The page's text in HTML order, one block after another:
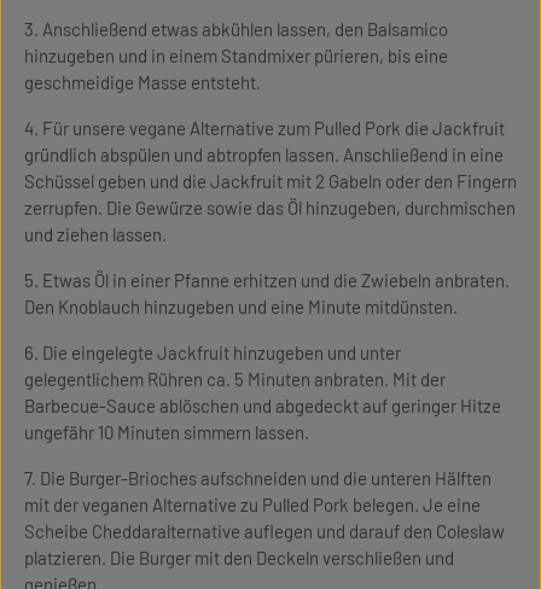
3. Anschließend etwas abkühlen lassen, den Balsamico
hinzugeben und in einem Standmixer pürieren, bis eine
geschmeidige Masse entsteht.
4. Für unsere vegane Alternative zum Pulled Pork die Jackfruit
gründlich abspülen und abtropfen lassen. Anschließend in eine
Schüssel geben und die Jackfruit mit 2 Gabeln oder den Fingern
zerrupfen. Die Gewürze sowie das Öl hinzugeben, durchmischen
und ziehen lassen.
5. Etwas Öl in einer Pfanne erhitzen und die Zwiebeln anbraten.
Den Knoblauch hinzugeben und eine Minute mitdünsten.
6. Die eingelegte Jackfruit hinzugeben und unter
gelegentlichem Rühren ca. 5 Minuten anbraten. Mit der
Barbecue-Sauce ablöschen und abgedeckt auf geringer Hitze
ungefähr 10 Minuten simmern lassen.
7. Die Burger-Brioches aufschneiden und die unteren Hälften
mit der veganen Alternative zu Pulled Pork belegen. Je eine
Scheibe Cheddaralternative auflegen und darauf den Coleslaw
platzieren. Die Burger mit den Deckeln verschließen und
genießen.